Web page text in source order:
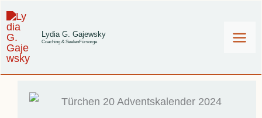
Zum
Inhalt
springen
Lydia G. Gajewsky
Coaching & SeelenFürsorge